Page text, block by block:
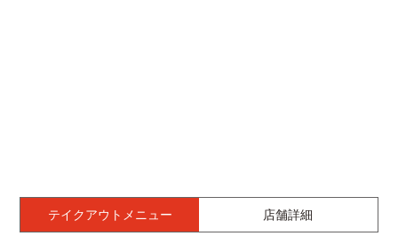
テイクアウトメニュー 店舗詳細